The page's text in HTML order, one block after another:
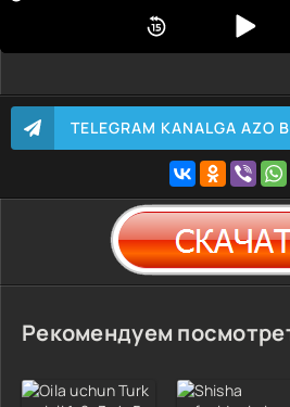
TELEGRAM KANALGA AZO
Рекомендуем